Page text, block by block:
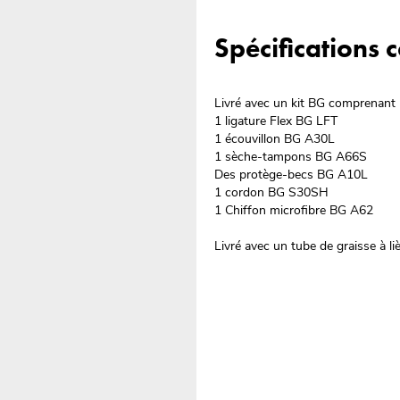
Spécifications
Livré avec un kit BG comprenant
1 ligature Flex BG LFT
1 écouvillon BG A30L
1 sèche-tampons BG A66S
Des protège-becs BG A10L
1 cordon BG S30SH
1 Chiffon microfibre BG A62
Livré avec un tube de graisse à